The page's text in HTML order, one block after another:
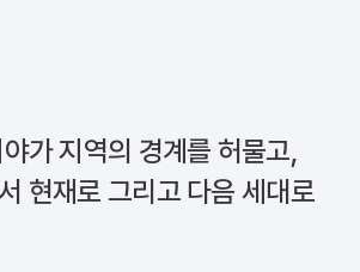
가 지역의 경계를 허물고,
현재로 그리고 다음 세대로